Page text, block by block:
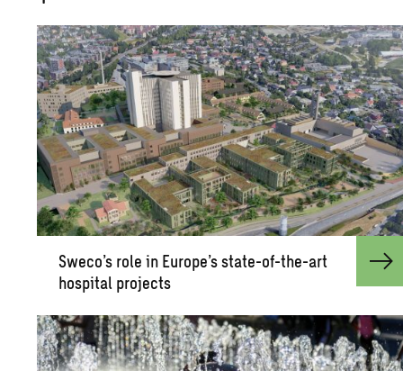
Sweco’s role in Eu­rope’s state-of-the-art
hos­pi­tal pro­jects